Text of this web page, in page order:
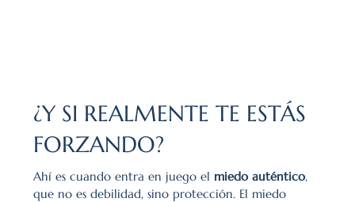
¿Y SI REALMENTE TE ESTÁS
FORZANDO?
Ahí es cuando entra en juego el miedo auténtico,
que no es debilidad, sino protección. El miedo